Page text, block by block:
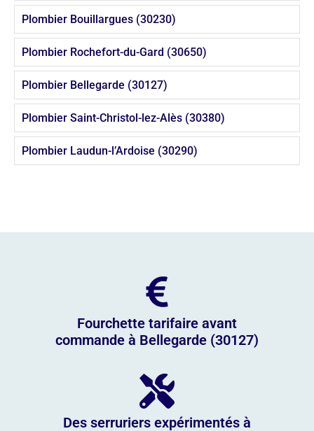
Plombier Bouillargues (30230)
Plombier Rochefort-du-Gard (30650)
Plombier Bellegarde (30127)
Plombier Saint-Christol-lez-Alès (30380)
Plombier Laudun-l’Ardoise (30290)
Fourchette tarifaire avant
commande à Bellegarde (30127)
Des serruriers expérimentés à